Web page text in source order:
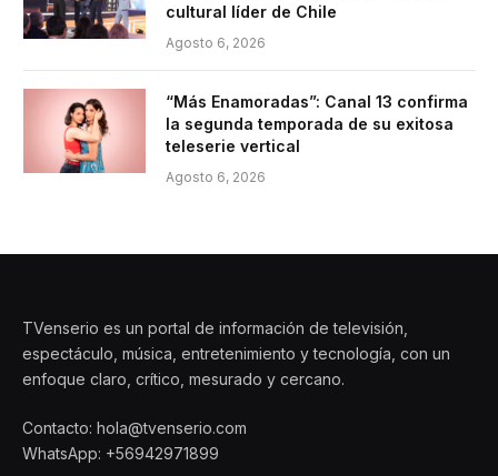
cultural líder de Chile
Agosto 6, 2026
“Más Enamoradas”: Canal 13 confirma
la segunda temporada de su exitosa
teleserie vertical
Agosto 6, 2026
TVenserio es un portal de información de televisión,
espectáculo, música, entretenimiento y tecnología, con un
enfoque claro, crítico, mesurado y cercano.
Contacto: hola@tvenserio.com
WhatsApp: +56942971899